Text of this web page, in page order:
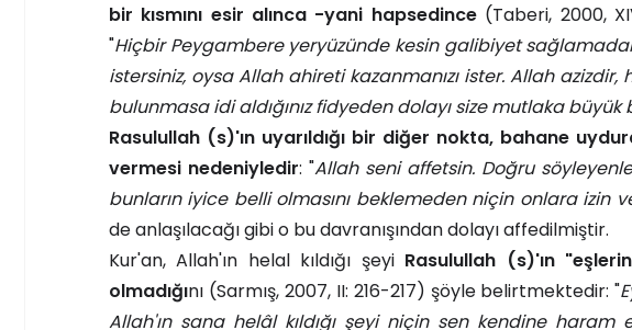
bir kısmını esir alınca -yani hapsedince(Taberi, 2000,
"Hiçbir Peygambere yeryüzünde kesin galibiyet
istersiniz, oysa Allah ahireti kazanmanızı ister. Allah
bulunmasa idi aldığınız fidyeden dolayı size mutlaka
Rasulullah (s)'ın uyarıldığı bir diğer nokta, bahane
vermesi nedeniyledir: "Allah seni affetsin. Doğru
bunların iyice belli olmasını beklemeden niçin onlara izin
de anlaşılacağı gibi o bu davranışından dolayı affedilmiştir.
Kur'an, Allah'ın helal kıldığı şeyi Rasulullah (s)'ın
olmadığını (Sarmış, 2007, II: 216-217) şöyle belirtmektedir: "
Allah'ın sana helâl kıldığı şeyi niçin sen kendine haram